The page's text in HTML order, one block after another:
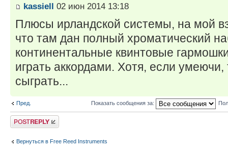
kassiell 02 июн 2014 13:18
Плюсы ирландской системы, на мой
что там дан полный хроматический
континентальные квинтовые
играть аккордами. Хотя, если
сыграть...
Пред. Показать сообщения за:
Ответить
Вернуться в Free Reed Instruments